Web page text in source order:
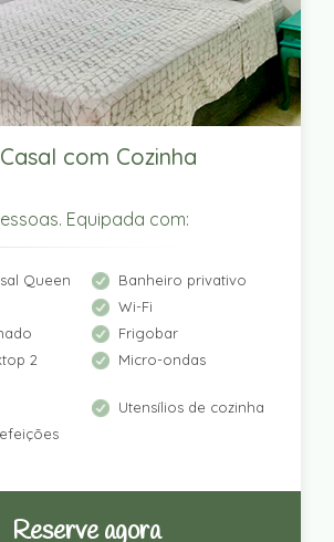
com Cozinha
Equipada com:
Queen
Banheiro privativo
Wi-Fi
Frigobar
2
Micro-ondas
Utensílios de cozinha
Reserve agora